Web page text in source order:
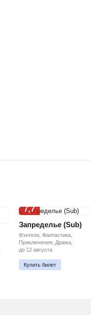
7,7
Запределье (Sub)
Фэнтези, Фантастика,
Приключения, Драма,
до 12 августа
Купить билет